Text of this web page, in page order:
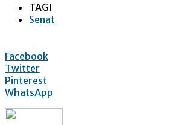
TAGI
Senat
Facebook
Twitter
Pinterest
WhatsApp